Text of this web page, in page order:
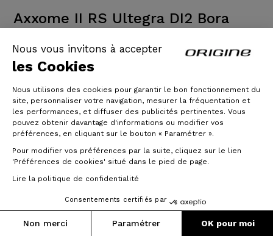
Nous vous invitons à accepter
les Cookies
Nous utilisons des cookies pour garantir le bon fonctionnement du
site, personnaliser votre navigation, mesurer la fréquentation et
les performances, et diffuser des publicités pertinentes. Vous
pouvez obtenir davantage d'informations ou modifier vos
préférences, en cliquant sur le bouton « Paramétrer ».
Pour modifier vos préférences par la suite, cliquez sur le lien
'Préférences de cookies' situé dans le pied de page.
Lire la politique de confidentialité
Consentements certifiés par
Non merci Paramétrer OK pour moi
Axxome II RS Ultegra DI2 Bora
Je suis dès à présent un heureux Ambassadeur
Que dire ? J’ai entre mes mains deux bombes
atomiques !
Je suis époustouflé par la rigidité, la légèreté, la
nervosité et le rendement que l’on a avec ce cadre,
qui demande tout le temps à être relancé avec sa
arrière CCT+ et le
25/06/2020